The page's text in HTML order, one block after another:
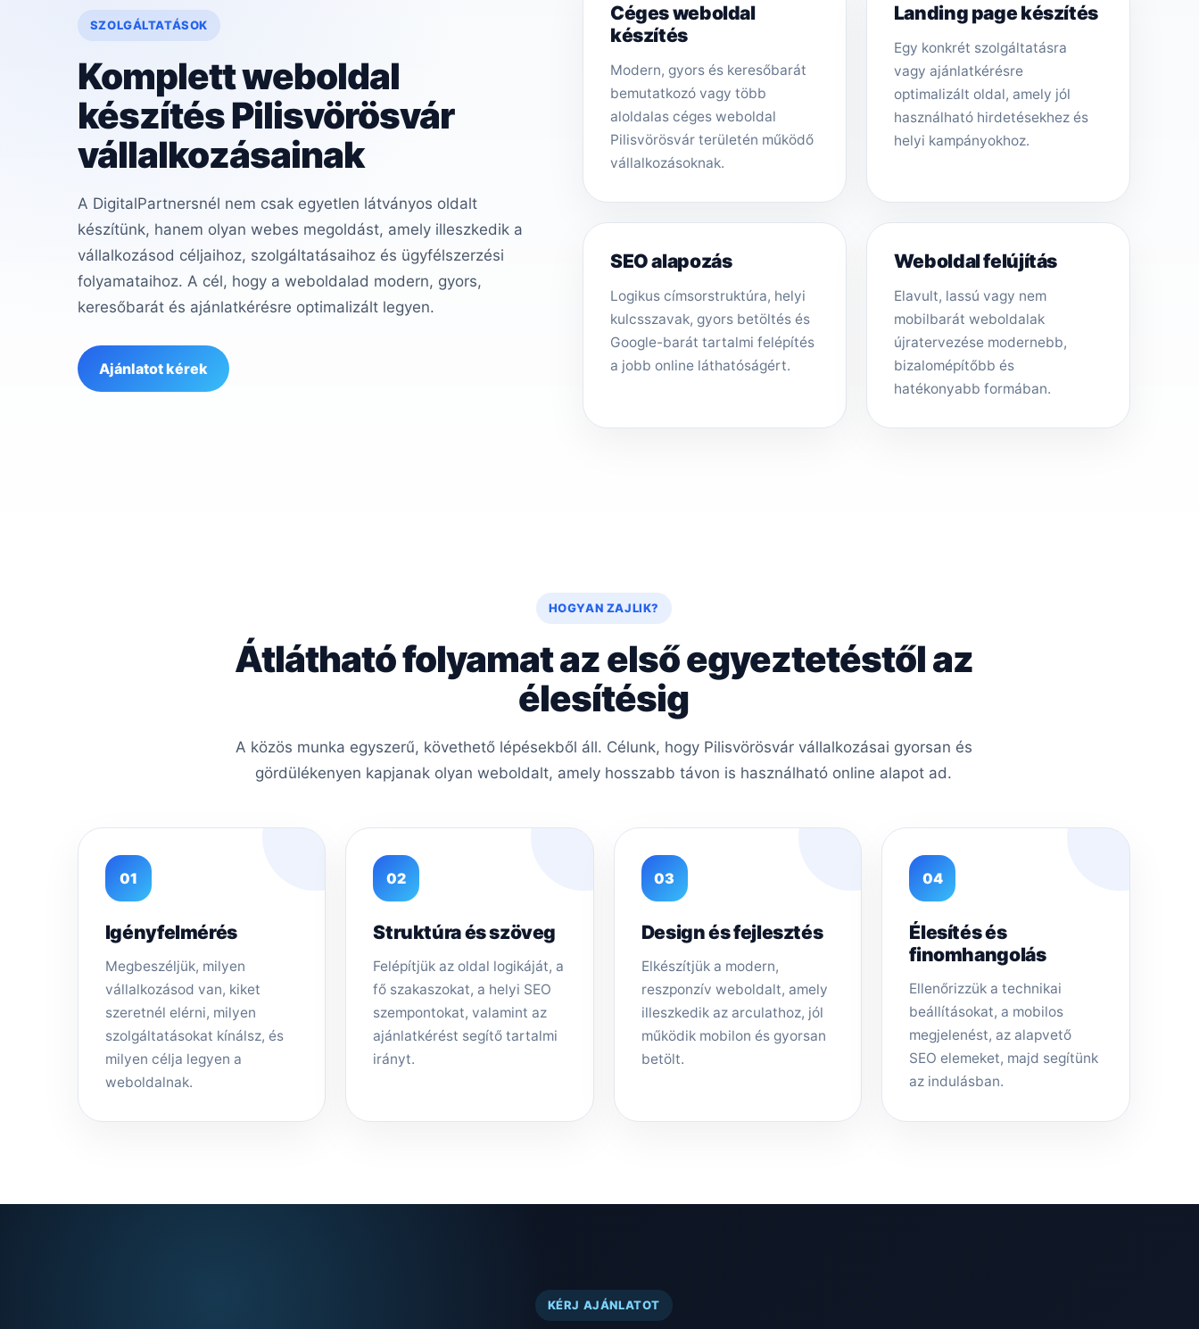
SZOLGÁLTATÁSOK
Komplett weboldal
készítés Pilisvörösvár
vállalkozásainak
A DigitalPartnersnél nem csak egyetlen látványos oldalt
készítünk, hanem olyan webes megoldást, amely illeszkedik a
vállalkozásod céljaihoz, szolgáltatásaihoz és ügyfélszerzési
folyamataihoz. A cél, hogy a weboldalad modern, gyors,
keresőbarát és ajánlatkérésre optimalizált legyen.
Ajánlatot kérek
Céges weboldal
készítés
Modern, gyors és keresőbarát
bemutatkozó vagy több
aloldalas céges weboldal
Pilisvörösvár területén működő
vállalkozásoknak.
Landing page készítés
Egy konkrét szolgáltatásra
vagy ajánlatkérésre
optimalizált oldal, amely jól
használható hirdetésekhez és
helyi kampányokhoz.
SEO alapozás
Logikus címsorstruktúra, helyi
kulcsszavak, gyors betöltés és
Google-barát tartalmi felépítés
a jobb online láthatóságért.
Weboldal felújítás
Elavult, lassú vagy nem
mobilbarát weboldalak
újratervezése modernebb,
bizalomépítőbb és
hatékonyabb formában.
HOGYAN ZAJLIK?
Átlátható folyamat az első egyeztetéstől az
élesítésig
A közös munka egyszerű, követhető lépésekből áll. Célunk, hogy Pilisvörösvár vállalkozásai gyorsan és
gördülékenyen kapjanak olyan weboldalt, amely hosszabb távon is használható online alapot ad.
01
Igényfelmérés
Megbeszéljük, milyen
vállalkozásod van, kiket
szeretnél elérni, milyen
szolgáltatásokat kínálsz, és
milyen célja legyen a
weboldalnak.
02
Struktúra és szöveg
Felépítjük az oldal logikáját, a
fő szakaszokat, a helyi SEO
szempontokat, valamint az
ajánlatkérést segítő tartalmi
irányt.
03
Design és fejlesztés
Elkészítjük a modern,
reszponzív weboldalt, amely
illeszkedik az arculathoz, jól
működik mobilon és gyorsan
betölt.
04
Élesítés és
finomhangolás
Ellenőrizzük a technikai
beállításokat, a mobilos
megjelenést, az alapvető
SEO elemeket, majd segítünk
az indulásban.
KÉRJ AJÁNLATOT